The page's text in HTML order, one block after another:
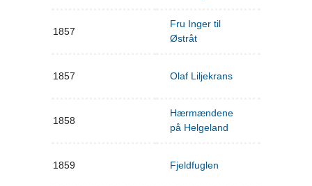
1857
Fru Inger til
Østråt
1857 Olaf Liljekrans
1858
Hærmændene
på Helgeland
1859 Fjeldfuglen